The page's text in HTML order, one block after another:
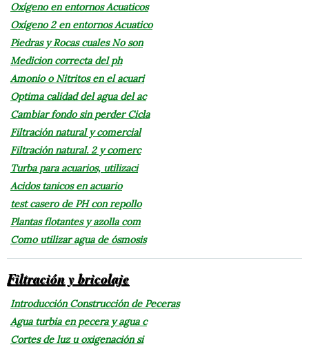
Oxígeno en entornos Acuaticos
Oxígeno 2 en entornos Acuatico
Piedras y Rocas cuales No son
Medicion correcta del ph
Amonio o Nitritos en el acuari
Optima calidad del agua del ac
Cambiar fondo sin perder Cicla
Filtración natural y comercial
Filtración natural. 2 y comerc
Turba para acuarios, utilizaci
Acidos tanicos en acuario
test casero de PH con repollo
Plantas flotantes y azolla com
Como utilizar agua de ósmosis
Filtración y bricolaje
Introducción Construcción de Peceras
Agua turbia en pecera y agua c
Cortes de luz u oxigenación si